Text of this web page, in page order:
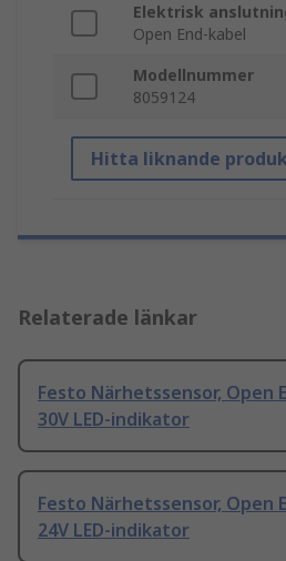
Elektrisk
Open End-kabel
Modellnummer
8059124
Hitta liknande
Relaterade länkar
Festo Närhetssensor, Open
30V LED-indikator
Festo Närhetssensor, Open
24V LED-indikator